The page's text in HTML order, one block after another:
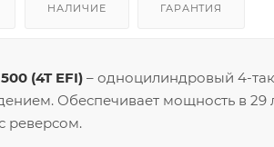
НАЛИЧИЕ ГАРАНТИЯ
(4T EFI) – одноцилиндровый 4-
Обеспечивает мощность в 29
реверсом.